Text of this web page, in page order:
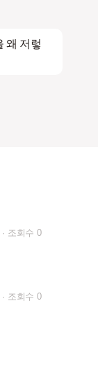
왜 저렇
조회수 0
조회수 0